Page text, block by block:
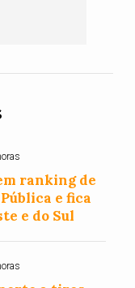
ranking de
e fica
e do Sul